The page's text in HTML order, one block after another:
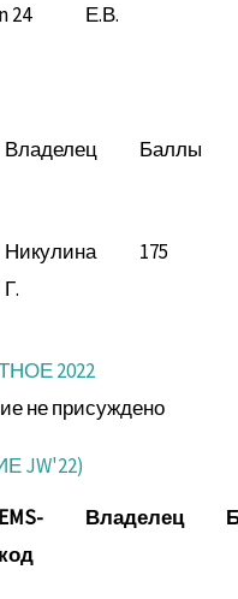
n 24
Е.В.
Владелец Баллы
Никулина
Г.
175
2022
не присуждено
JW'22)
EMS-
код
Владелец